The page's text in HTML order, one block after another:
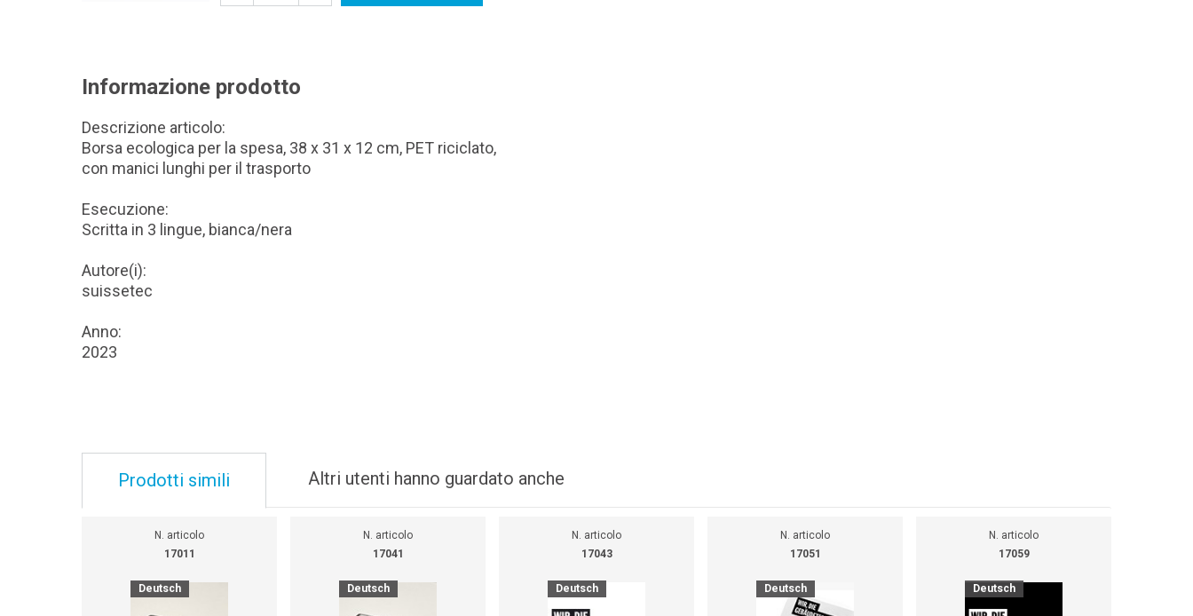
Informazione prodotto
Descrizione articolo:
Borsa ecologica per la spesa, 38 x 31 x 12 cm, PET riciclato,
con manici lunghi per il trasporto
Esecuzione:
Scritta in 3 lingue, bianca/nera
Autore(i):
suissetec
Anno:
2023
Prodotti simili Altri utenti hanno guardato anche
N. articolo
17011
Deutsch
N. articolo
17041
Deutsch
N. articolo
17043
Deutsch
N. articolo
17051
Deutsch
N. articolo
17059
Deutsch